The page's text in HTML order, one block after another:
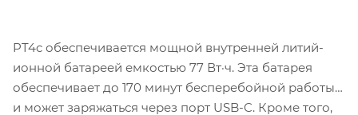
PT4c обеспечивается мощной внутренней литий-
ионной батареей емкостью 77 Вт·ч. Эта батарея
обеспечивает до 170 минут бесперебойной работы
и может заряжаться через порт USB-C. Кроме того,